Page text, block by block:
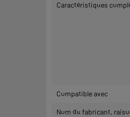
Caractéristiques
Compatible avec
Nom du fabricant,